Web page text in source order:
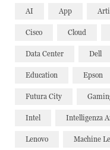
AI App
Cisco Cloud
Data Center Dell
Education Epson
Futura City
Intel Intelligenza
Lenovo Machine